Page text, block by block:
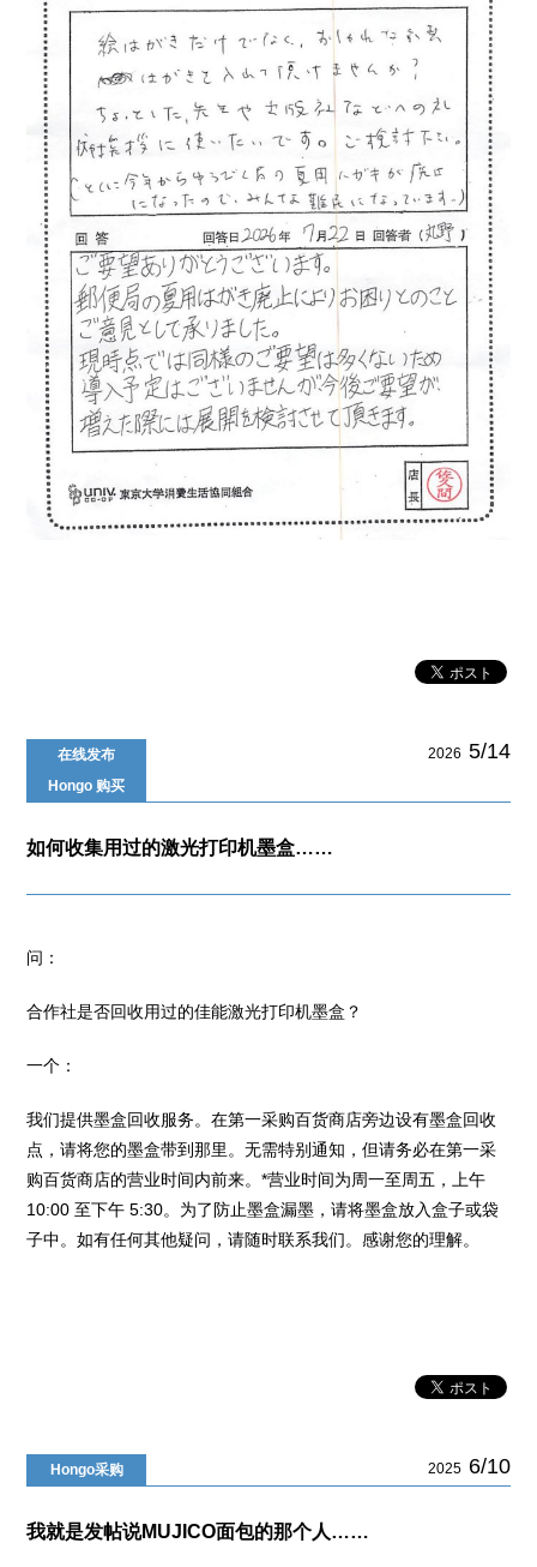
在线发布
Hongo 购买
2026 5/14
如何收集用过的激光打印机墨盒……
问：
合作社是否回收用过的佳能激光打印机墨盒？
一个：
我们提供墨盒回收服务。在第一采购百货商店旁边设有墨盒回收
点，请将您的墨盒带到那里。无需特别通知，但请务必在第一采
购百货商店的营业时间内前来。*营业时间为周一至周五，上午
10:00 至下午 5:30。为了防止墨盒漏墨，请将墨盒放入盒子或袋
子中。如有任何其他疑问，请随时联系我们。感谢您的理解。
Hongo采购 2025 6/10
我就是发帖说MUJICO面包的那个人……